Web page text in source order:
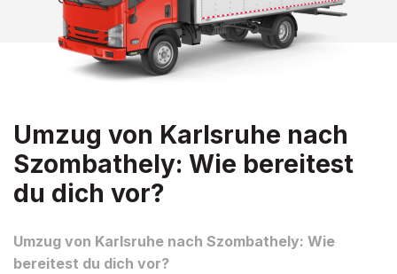
Umzug von Karlsruhe nach
Szombathely: Wie bereitest
du dich vor?
Umzug von Karlsruhe nach Szombathely: Wie
bereitest du dich vor?